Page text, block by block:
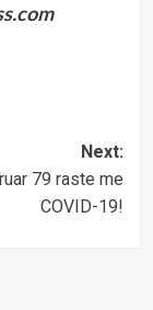
Next:
79 raste me
COVID-19!